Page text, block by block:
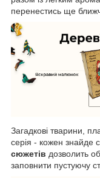
перенестись ще
Загадкові тварини,
серія - кожен знайде
сюжетів дозволить
заповнити пустуючу